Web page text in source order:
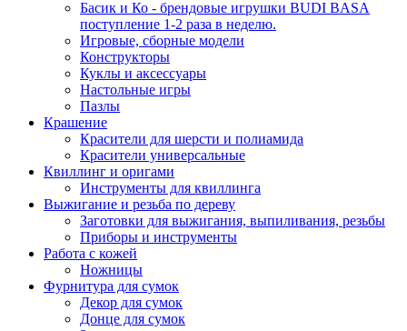
Басик и Ко - брендовые игрушки BUDI BASA
поступление 1-2 раза в неделю.
Игровые, сборные модели
Конструкторы
Куклы и аксессуары
Настольные игры
Пазлы
Крашение
Красители для шерсти и полиамида
Красители универсальные
Квиллинг и оригами
Инструменты для квиллинга
Выжигание и резьба по дереву
Заготовки для выжигания, выпиливания, резьбы
Приборы и инструменты
Работа с кожей
Ножницы
Фурнитура для сумок
Декор для сумок
Донце для сумок